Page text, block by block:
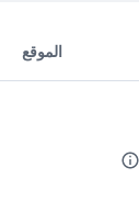
الموقع